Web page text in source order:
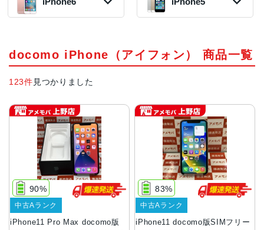
2022年モデル
2021年モデル
iPhone12 mini iPhone11 Pro
2020年モデル
在庫数:2
2018年モデル
8,300円〜
在庫数:11
7,800円〜
在庫数:4
13,300円〜
10,000円〜
8,500円〜
5,800円〜
在庫数:7
4,300円〜
在庫数:1
6,500円〜
在庫数:2
在庫数:1
docomo iPhone（アイフォン） 商品一覧
123件 見つかりました
iPhone11 Pro Max docomo版
90%
中古Aランク
iPhone11 docomo版SIMフリー
83%
中古Aランク